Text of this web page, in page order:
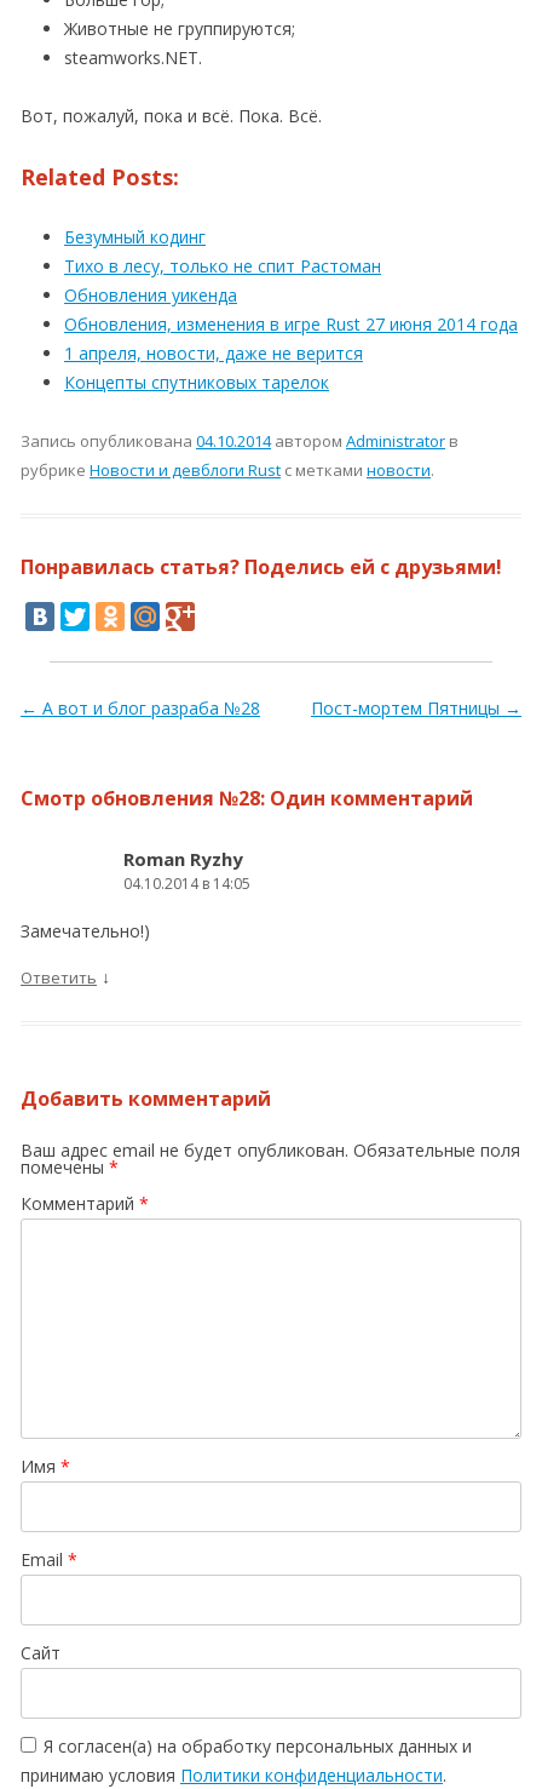
Животные не группируются;
steamworks.NET.
Вот, пожалуй, пока и всё. Пока. Всё.
Related Posts:
Безумный кодинг
Тихо в лесу, только не спит Растоман
Обновления уикенда
Обновления, изменения в игре Rust 27 июня 2014 года
1 апреля, новости, даже не верится
Концепты спутниковых тарелок
Запись опубликована 04.10.2014автором Administrator в
рубрике Новости и девблоги Rust с метками новости.
Понравилась статья? Поделись ей с друзьями!
Навигация по записям
← А вот и блог разраба №28 Пост-мортем Пятницы →
Смотр обновления №28: Один комментарий
Roman Ryzhy
04.10.2014 в 14:05
Замечательно!)
Ответить ↓
Добавить комментарий
Ваш адрес email не будет опубликован. Обязательные поля
помечены *
Комментарий *
Имя *
Email *
Сайт
Я согласен(а) на обработку персональных данных и
принимаю условия Политики конфиденциальности.